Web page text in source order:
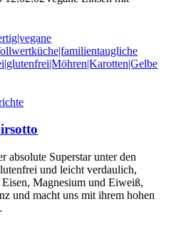
absolute Superstar unter den
und leicht verdaulich,
Magnesium und Eiweiß,
und macht uns mit ihrem hohen